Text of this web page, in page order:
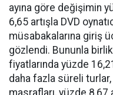
ayına göre değişimin
6,65 artışla DVD
müsabakalarına giriş
gözlendi. Bununla
fiyatlarında yüzde
daha fazla süreli turlar,
masrafları, yüzde